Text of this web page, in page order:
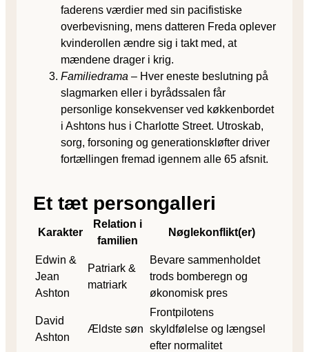
faderens værdier med sin pacifistiske
overbevisning, mens datteren Freda oplever
kvinderollen ændre sig i takt med, at
mændene drager i krig.
Familiedrama – Hver eneste beslutning på
slagmarken eller i byrådssalen får
personlige konsekvenser ved køkkenbordet
i Ashtons hus i Charlotte Street. Utroskab,
sorg, forsoning og generationskløfter driver
fortællingen fremad igennem alle 65 afsnit.
Et tæt persongalleri
Karakter
Relation i
familien
Nøglekonflikt(er)
Edwin &
Jean
Ashton
Patriark &
matriark
Bevare sammenholdet
trods bomberegn og
økonomisk pres
David
Ashton
Ældste søn
Frontpilotens
skyldfølelse og længsel
efter normalitet